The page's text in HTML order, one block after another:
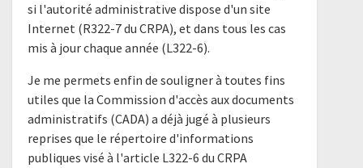
si l'autorité administrative dispose d'un site
Internet (R322-7 du CRPA), et dans tous les cas
mis à jour chaque année (L322-6).
Je me permets enfin de souligner à toutes fins
utiles que la Commission d'accès aux documents
administratifs (CADA) a déjà jugé à plusieurs
reprises que le répertoire d'informations
publiques visé à l'article L322-6 du CRPA